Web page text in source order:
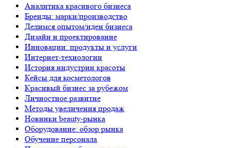
Аналитика красивого бизнеса
Бренды: марки/производство
Делимся опытом/идеи бизнеса
Дизайн и проектирование
Инновации: продукты и услуги
Интернет-технологии
История индустрии красоты
Кейсы для косметологов
Красивый бизнес за рубежом
Личностное развитие
Методы увеличения продаж
Новинки beauty-рынка
Оборудование: обзор рынка
Обучение персонала